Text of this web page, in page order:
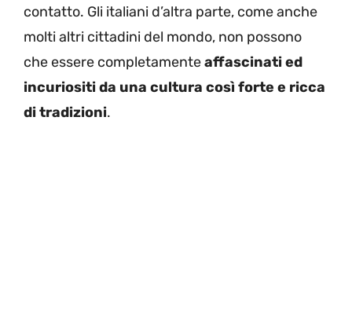
contatto. Gli italiani d’altra parte, come anche
molti altri cittadini del mondo, non possono
che essere completamenteaffascinati ed
incuriositi da una cultura così forte e ricca
di tradizioni.